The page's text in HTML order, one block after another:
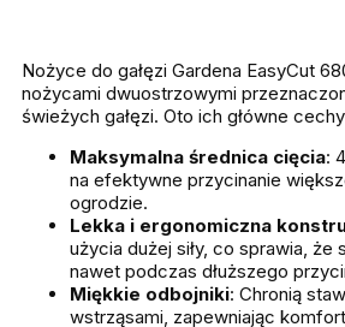
Nożyce do gałęzi Gardena EasyCut
nożycami dwuostrzowymi
świeżych gałęzi. Oto ich główne
Maksymalna średnica cięcia:
na efektywne przycinanie
ogrodzie.
Lekka i ergonomiczna
użycia dużej siły, co sprawia, że
nawet podczas dłuższego
Miękkie odbojniki: Chronią
wstrząsami, zapewniając